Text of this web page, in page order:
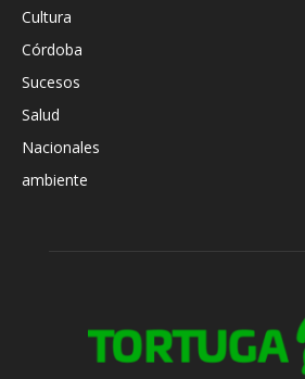
Cultura
Córdoba
Sucesos
Salud
Nacionales
ambiente